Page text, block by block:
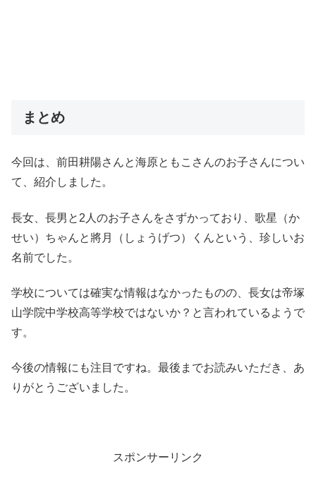
まとめ
今回は、前田耕陽さんと海原ともこさんのお子さんについ
て、紹介しました。
長女、長男と2人のお子さんをさずかっており、歌星（か
せい）ちゃんと將月（しょうげつ）くんという、珍しいお
名前でした。
学校については確実な情報はなかったものの、長女は帝塚
山学院中学校高等学校ではないか？と言われているようで
す。
今後の情報にも注目ですね。最後までお読みいただき、あ
りがとうございました。
スポンサーリンク